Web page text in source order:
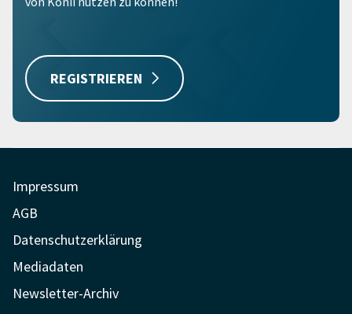
REGISTRIEREN
Impressum
AGB
Datenschutzerklärung
Mediadaten
Newsletter-Archiv